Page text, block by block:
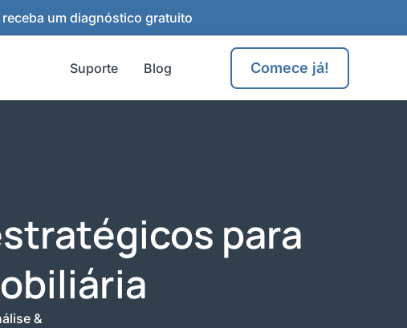
um diagnóstico gratuito
Suporte Blog Comece já!
para
&